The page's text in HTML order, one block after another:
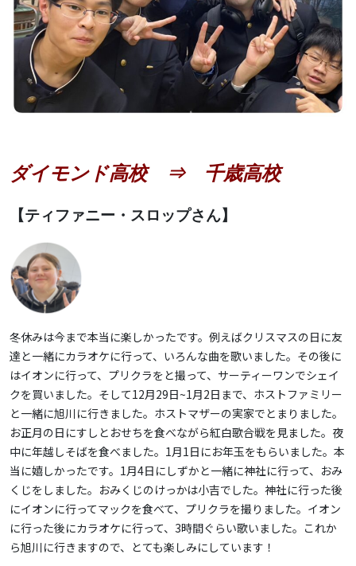
ダイモンド高校 ⇒ 千歳高校
【ティファニー・スロップさん】
冬休みは今まで本当に楽しかったです。例えばクリスマスの日に友
達と一緒にカラオケに行って、いろんな曲を歌いました。その後に
はイオンに行って、プリクラをと撮って、サーティーワンでシェイ
クを買いました。そして12月29日~1月2日まで、ホストファミリー
と一緒に旭川に行きました。ホストマザーの実家でとまりました。
お正月の日にすしとおせちを食べながら紅白歌合戦を見ました。夜
中に年越しそばを食べました。1月1日にお年玉をもらいました。本
当に嬉しかったです。1月4日にしずかと一緒に神社に行って、おみ
くじをしました。おみくじのけっかは小吉でした。神社に行った後
にイオンに行ってマックを食べて、プリクラを撮りました。イオン
に行った後にカラオケに行って、3時間ぐらい歌いました。これか
ら旭川に行きますので、とても楽しみにしています！